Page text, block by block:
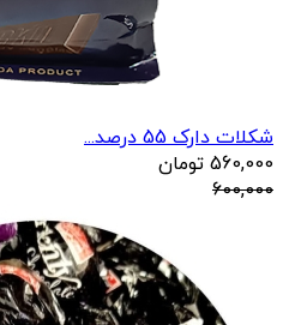
شکلات دارک 55 درصد...
560,000 تومان
600,000